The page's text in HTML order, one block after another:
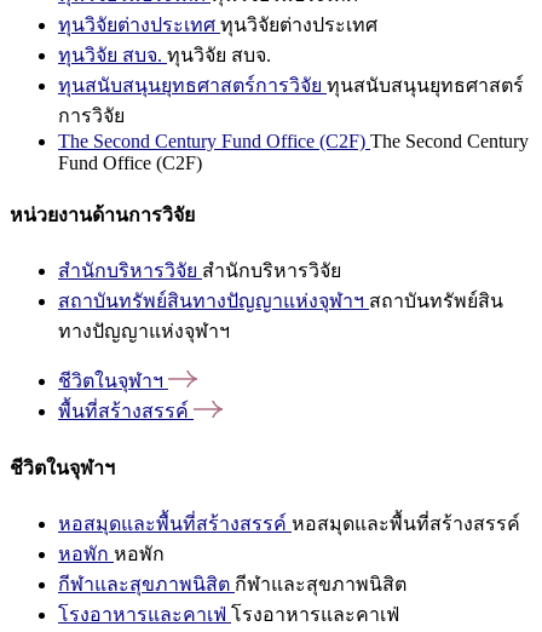
ทุนวิจัยต่างประเทศ ทุนวิจัยต่างประเทศ
ทุนวิจัย สบจ. ทุนวิจัย สบจ.
ทุนสนับสนุนยุทธศาสตร์การวิจัย ทุนสนับสนุนยุทธศาสตร์
การวิจัย
The Second Century Fund Office (C2F) The Second Century
Fund Office (C2F)
หน่วยงานด้านการวิจัย
สำนักบริหารวิจัย สำนักบริหารวิจัย
สถาบันทรัพย์สินทางปัญญาแห่งจุฬาฯ สถาบันทรัพย์สิน
ทางปัญญาแห่งจุฬาฯ
ชีวิตในจุฬาฯ
พื้นที่สร้างสรรค์
ชีวิตในจุฬาฯ
หอสมุดและพื้นที่สร้างสรรค์ หอสมุดและพื้นที่สร้างสรรค์
หอพัก หอพัก
กีฬาและสุขภาพนิสิต กีฬาและสุขภาพนิสิต
โรงอาหารและคาเฟ่ โรงอาหารและคาเฟ่